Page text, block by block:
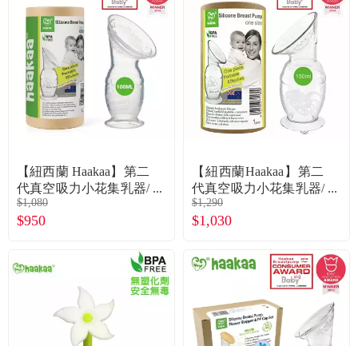
食品／健康食補
寵物
名人嚴選
優惠活動
關於我們
優惠券查詢
登入
【紐西蘭 Haakaa】第二
代真空吸力小花集乳器/
瓶 100ML 公司貨
$1,080
$950
【紐西蘭Haakaa】第二
代真空吸力小花集乳器/
瓶 150ML(公司貨)
$1,290
$1,030